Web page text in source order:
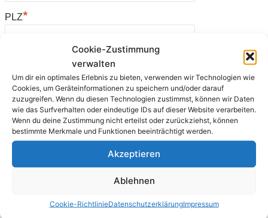
Cookie-Zustimmung
verwalten
Um dir ein optimales Erlebnis zu bieten, verwenden wir Technologien wie
Cookies, um Geräteinformationen zu speichern und/oder darauf
zuzugreifen. Wenn du diesen Technologien zustimmst, können wir Daten
wie das Surfverhalten oder eindeutige IDs auf dieser Website verarbeiten.
Wenn du deine Zustimmung nicht erteilst oder zurückziehst, können
bestimmte Merkmale und Funktionen beeinträchtigt werden.
Akzeptieren
Ablehnen
Cookie-RichtlinieDatenschutzerklärungImpressum
PLZ*
Telefon tagsüber*
E-Mail
E-Mail-Adresse wiederholen*